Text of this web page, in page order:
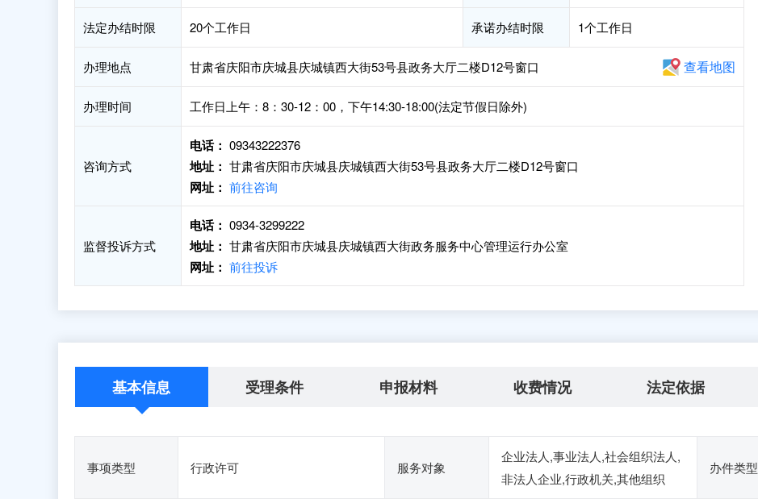
法定办结时限 20个工作日 承诺办结时限 1个工作日
办理地点 甘肃省庆阳市庆城县庆城镇西大街53号县政务大厅二楼D12号窗口 查看地图
办理时间 工作日上午：8：30-12：00，下午14:30-18:00(法定节假日除外)
咨询方式
电话： 09343222376
地址： 甘肃省庆阳市庆城县庆城镇西大街53号县政务大厅二楼D12号窗口
网址： 前往咨询
监督投诉方式
电话： 0934-3299222
地址： 甘肃省庆阳市庆城县庆城镇西大街政务服务中心管理运行办公室
网址： 前往投诉
基本信息 受理条件 申报材料 收费情况 法定依据
事项类型 行政许可 服务对象
企业法人,事业法人,社会组织法人,
非法人企业,行政机关,其他组织
办件类型